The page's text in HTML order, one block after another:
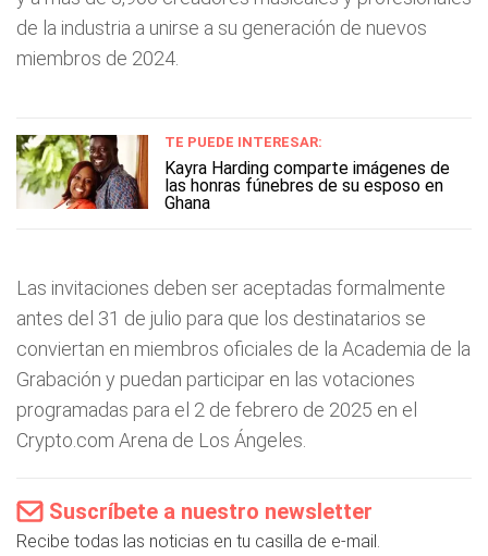
de la industria a unirse a su generación de nuevos
miembros de 2024.
TE PUEDE INTERESAR:
Kayra Harding comparte imágenes de
las honras fúnebres de su esposo en
Ghana
Las invitaciones deben ser aceptadas formalmente
antes del 31 de julio para que los destinatarios se
conviertan en miembros oficiales de la Academia de la
Grabación y puedan participar en las votaciones
programadas para el 2 de febrero de 2025 en el
Crypto.com Arena de Los Ángeles.
Suscríbete a nuestro newsletter
Recibe todas las noticias en tu casilla de e-mail.